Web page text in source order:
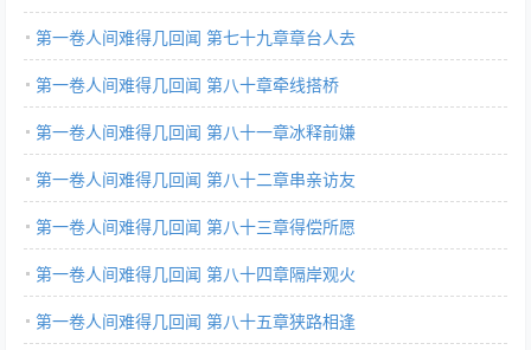
第一卷人间难得几回闻 第七十九章章台人去
第一卷人间难得几回闻 第八十章牵线搭桥
第一卷人间难得几回闻 第八十一章冰释前嫌
第一卷人间难得几回闻 第八十二章串亲访友
第一卷人间难得几回闻 第八十三章得偿所愿
第一卷人间难得几回闻 第八十四章隔岸观火
第一卷人间难得几回闻 第八十五章狭路相逢